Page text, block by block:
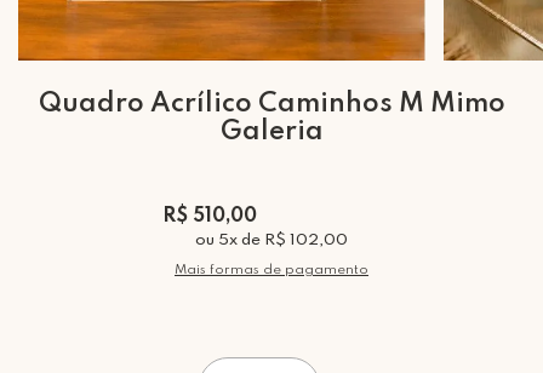
Quadro Acrílico Caminhos M Mimo
Galeria
R$ 510,00
ou 5x de R$ 102,00
Mais formas de pagamento